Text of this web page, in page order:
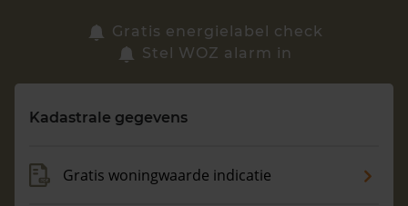
Vragen? Neem contact met ons op
088 220 4200
Gratis energielabel check
Stel WOZ alarm in
Kadastrale gegevens
Gratis woningwaarde indicatie